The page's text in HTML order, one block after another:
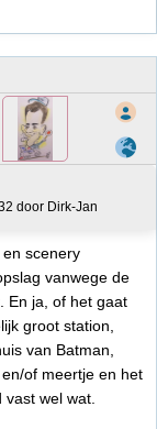
door Dirk-Jan
scenery
vanwege de
En ja, of het gaat
groot station,
van Batman,
of meertje en het
wel wat.